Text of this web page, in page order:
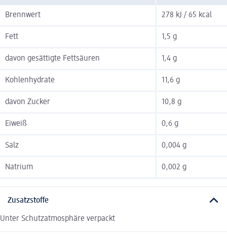
Brennwert 278 kJ / 65 kcal
Fett 1,5 g
davon gesättigte Fettsäuren 1,4 g
Kohlenhydrate 11,6 g
davon Zucker 10,8 g
Eiweiß 0,6 g
Salz 0,004 g
Natrium 0,002 g
Zusatzstoffe
Unter Schutzatmosphäre verpackt